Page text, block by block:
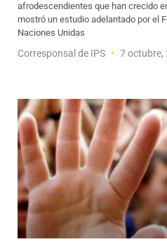
afrodescendientes que han crecido
mostró un estudio adelantado por el
Naciones Unidas
Corresponsal de IPS 7 octubre,